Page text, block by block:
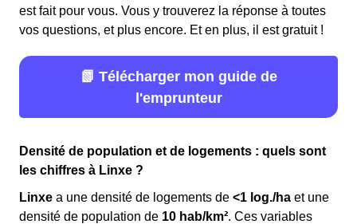
est fait pour vous. Vous y trouverez la réponse à toutes
vos questions, et plus encore. Et en plus, il est gratuit !
📗 Télécharger mon guide de
l'emprunteur
Densité de population et de logements : quels sont
les chiffres à Linxe ?
Linxe a une densité de logements de <1 log./ha et une
densité de population de 10 hab/km². Ces variables